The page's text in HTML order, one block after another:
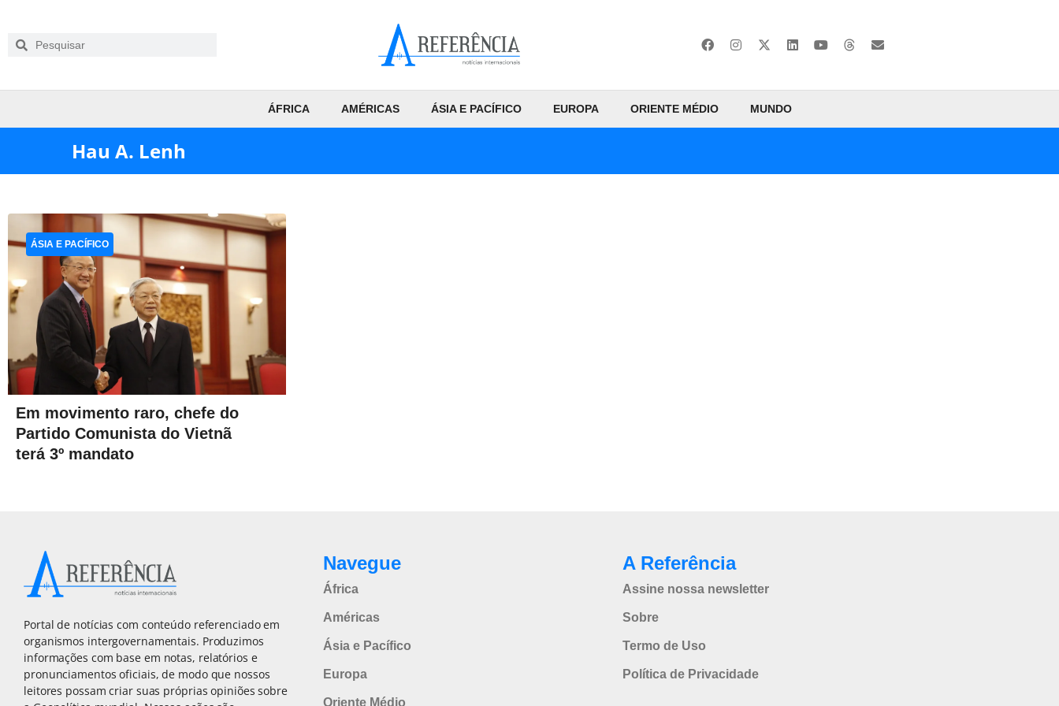
ÁFRICA AMÉRICAS ÁSIA E PACÍFICO EUROPA ORIENTE MÉDIO MUNDO
Hau A. Lenh
Em movimento raro, chefe do
Partido Comunista do Vietnã
terá 3º mandato
ÁSIA E PACÍFICO
Portal de notícias com conteúdo referenciado em
organismos intergovernamentais. Produzimos
informações com base em notas, relatórios e
pronunciamentos oficiais, de modo que nossos
leitores possam criar suas próprias opiniões sobre
Navegue
África
Américas
Ásia e Pacífico
Europa
Oriente Médio
A Referência
Assine nossa newsletter
Sobre
Termo de Uso
Política de Privacidade